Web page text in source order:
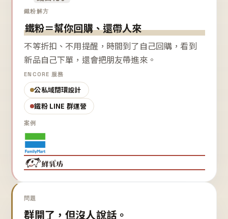
鐵粉解方
鐵粉＝幫你回購、還帶人來
不等折扣、不用提醒，時間到了自己回購，看到
新品自己下單，還會把朋友帶進來。
ENCORE 服務
公私域閉環設計
鐵粉 LINE 群運營
案例
問題
群開了，但沒人說話。